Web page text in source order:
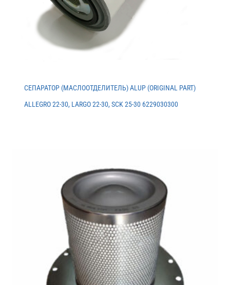
СЕПАРАТОР (МАСЛООТДЕЛИТЕЛЬ) ALUP (ORIGINAL PART)
ALLEGRO 22-30, LARGO 22-30, SCK 25-30 6229030300